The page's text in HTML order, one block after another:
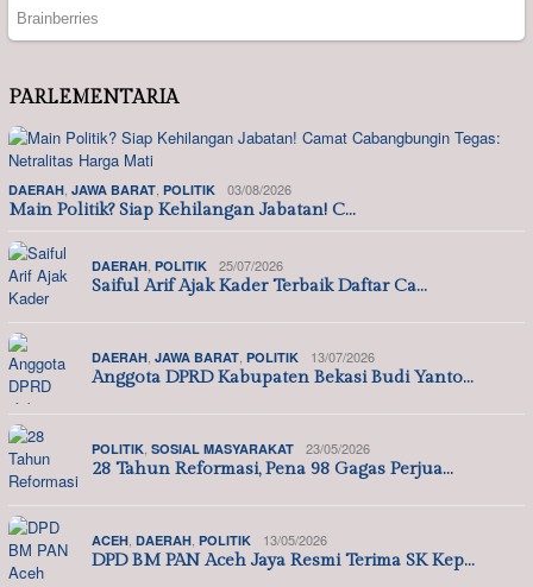
PARLEMENTARIA
DAERAH, JAWA BARAT, POLITIK 03/08/2026
Main Politik? Siap Kehilangan Jabatan! C…
DAERAH, POLITIK 25/07/2026
Saiful Arif Ajak Kader Terbaik Daftar Ca…
DAERAH, JAWA BARAT, POLITIK 13/07/2026
Anggota DPRD Kabupaten Bekasi Budi Yanto…
POLITIK, SOSIAL MASYARAKAT 23/05/2026
28 Tahun Reformasi, Pena 98 Gagas Perjua…
ACEH, DAERAH, POLITIK 13/05/2026
DPD BM PAN Aceh Jaya Resmi Terima SK Kep…